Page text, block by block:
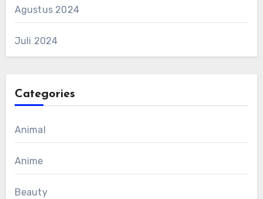
Agustus 2024
Juli 2024
Categories
Animal
Anime
Beauty